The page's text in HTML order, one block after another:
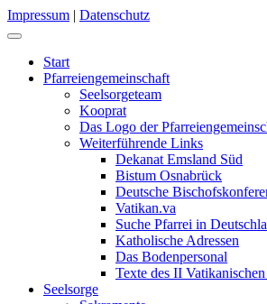
Impressum | Datenschutz
Start
Pfarreiengemeinschaft
Seelsorgeteam
Kooprat
Das Logo der
Weiterführende Links
Dekanat Emsland Süd
Bistum Osnabrück
Deutsche
Vatikan.va
Suche Pfarrei in
Katholische Adressen
Das Bodenpersonal
Texte des II
Seelsorge